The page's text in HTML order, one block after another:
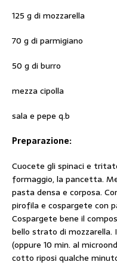
125 g di mozzarella
70 g di parmigiano
50 g di burro
mezza cipolla
sala e pepe q.b
Preparazione:
Cuocete gli spinaci e
formaggio, la pancetta.
pasta densa e corposa.
pirofila e cospargete con
Cospargete bene il
bello strato di mozzarella.
(oppure 10 min. al
cotto riposi qualche